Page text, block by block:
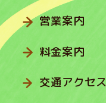
営業案内
料金案内
交通アクセス